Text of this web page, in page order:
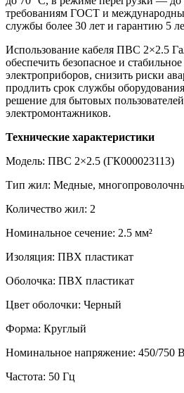
требованиям ГОСТ и
службы более 30 лет и гарантию 5
Использование кабеля ПВС 2×2.5
обеспечить безопасное и
электроприборов, снизить риски
продлить срок службы
решение для бытовых
электромонтажников.
Технические характеристики
Модель: ПВС 2×2.5 (ГК000023113)
Тип жил: Медные,
Количество жил: 2
Номинальное сечение: 2.5 мм²
Изоляция: ПВХ пластикат
Оболочка: ПВХ пластикат
Цвет оболочки: Черный
Форма: Круглый
Номинальное напряжение: 450/750 В
Частота: 50 Гц